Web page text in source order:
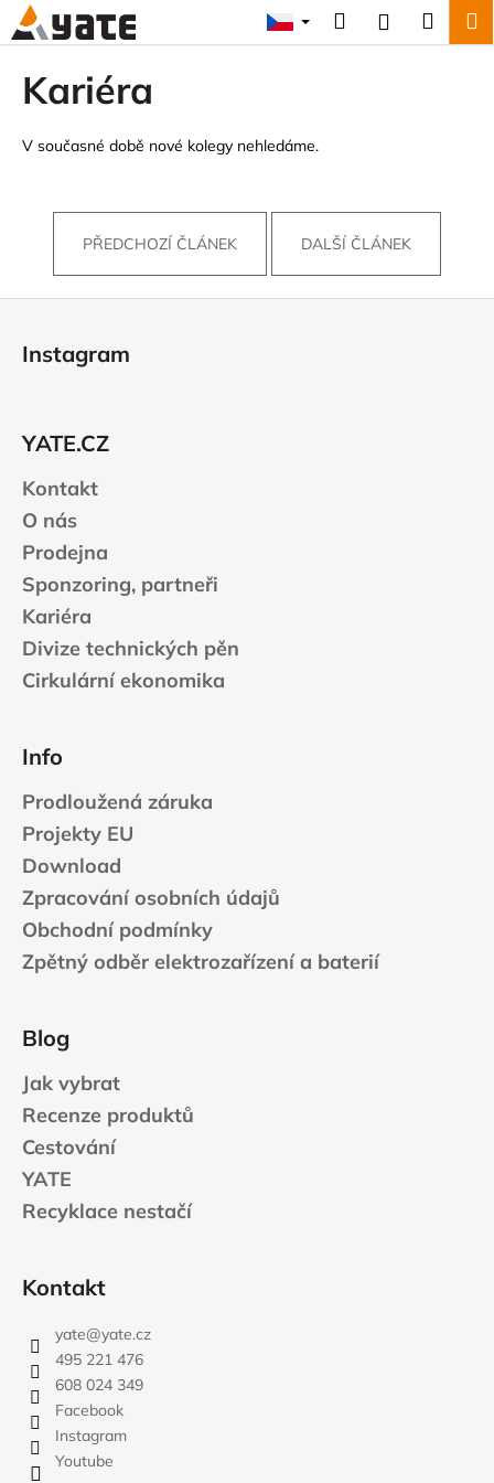
Přejít
na
obsah
HledatPřihlášení
Kariéra
V současné době nové kolegy nehledáme.
PŘEDCHOZÍ ČLÁNEK DALŠÍ ČLÁNEK
o
o
e
u
t
n
a
j
í
t
?
D
o
p
o
r
u
j
m
e
JOMA
SIERRA
25
PÁNSKÉ
1
603
Kč
Původně:
2
290
Kč
Instagram
YATE.CZ
Kontakt
O nás
Prodejna
Sponzoring, partneři
Kariéra
Divize technických pěn
Cirkulární ekonomika
Info
Prodloužená záruka
Projekty EU
Download
Zpracování osobních údajů
Obchodní podmínky
Zpětný odběr elektrozařízení a baterií
Blog
Jak vybrat
Recenze produktů
Cestování
YATE
Recyklace nestačí
Kontakt
yate@yate.cz
495 221 476
608 024 349
Facebook
Instagram
Youtube